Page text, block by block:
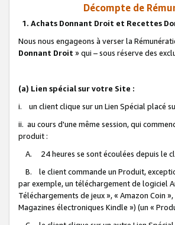
Décompte de
1. Achats Donnant Droit et Recettes
Nous nous engageons à verser la
Donnant Droit » qui – sous réserve des
(a) Lien spécial sur votre Site :
i. un client clique sur un Lien Spécial placé
ii. au cours d'une même session, qui
produit :
A. 24 heures se sont écoulées depuis le
B. le client commande un Produit,
par exemple, un téléchargement de logiciel
Téléchargements de jeux », « Amazon Coin
Magazines électroniques Kindle ») (un «